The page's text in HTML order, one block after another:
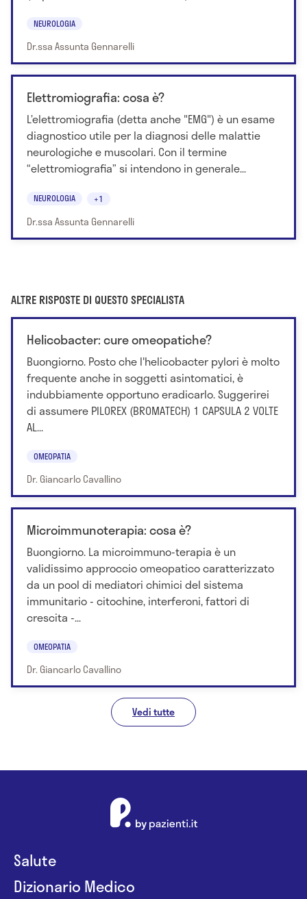
NEUROLOGIA
Dr.ssa Assunta Gennarelli
Elettromiografia: cosa è?
L’elettromiografia (detta anche "EMG") è un esame
diagnostico utile per la diagnosi delle malattie
neurologiche e muscolari. Con il termine
“elettromiografia” si intendono in generale...
NEUROLOGIA +1
Dr.ssa Assunta Gennarelli
ALTRE RISPOSTE DI QUESTO SPECIALISTA
Helicobacter: cure omeopatiche?
Buongiorno. Posto che l'helicobacter pylori è molto
frequente anche in soggetti asintomatici, è
indubbiamente opportuno eradicarlo. Suggerirei
di assumere PILOREX (BROMATECH) 1 CAPSULA 2 VOLTE
AL...
OMEOPATIA
Dr. Giancarlo Cavallino
Microimmunoterapia: cosa è?
Buongiorno. La microimmuno-terapia è un
validissimo approccio omeopatico caratterizzato
da un pool di mediatori chimici del sistema
immunitario - citochine, interferoni, fattori di
crescita -...
OMEOPATIA
Dr. Giancarlo Cavallino
Vedi tutte
Salute
Dizionario Medico